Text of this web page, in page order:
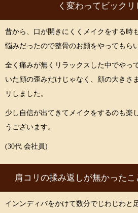
く変わってビックリ
昔から、口が開きにくくメイクをする時
悩みだったので整骨のお顔をやってもら
全く痛みが無くリラックスした中でやっ
いた顔の歪みだけじゃなく、顔の大きさ
リしました。
少し自信が出てきてメイクをするのも楽
うございます。
(30代 会社員)
肩コリの揉み返しが無かった
インンディバをかけて数分でじわじわと